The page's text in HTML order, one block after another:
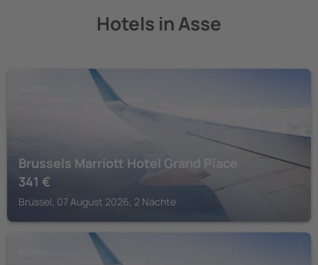
Hotels in Asse
Brussels Marriott Hotel Grand Place
341 €
Brüssel, 07 August 2026, 2 Nächte